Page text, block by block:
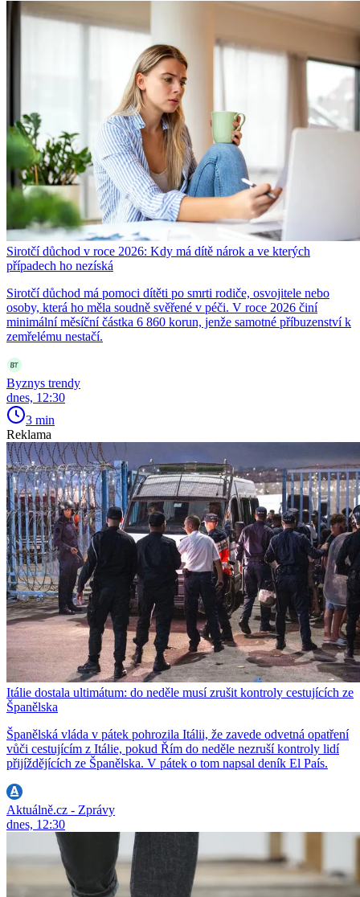
Sirotčí důchod v roce 2026: Kdy má dítě nárok a ve kterých
případech ho nezíská
Sirotčí důchod má pomoci dítěti po smrti rodiče, osvojitele nebo
osoby, která ho měla soudně svěřené v péči. V roce 2026 činí
minimální měsíční částka 6 860 korun, jenže samotné příbuzenství k
zemřelému nestačí.
Byznys trendy
dnes, 12:30
3 min
Reklama
Itálie dostala ultimátum: do neděle musí zrušit kontroly cestujících ze
Španělska
Španělská vláda v pátek pohrozila Itálii, že zavede odvetná opatření
vůči cestujícím z Itálie, pokud Řím do neděle nezruší kontroly lidí
přijíždějících ze Španělska. V pátek o tom napsal deník El País.
Aktuálně.cz - Zprávy
dnes, 12:30